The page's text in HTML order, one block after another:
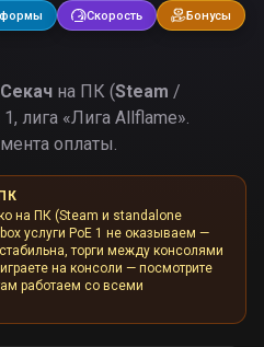
Скорость Бонусы
на ПК (Steam /
лига «Лига Allflame».
оплаты.
на ПК (Steam и standalone
услуги PoE 1 не оказываем —
торги между консолями
на консоли — посмотрите
работаем со всеми